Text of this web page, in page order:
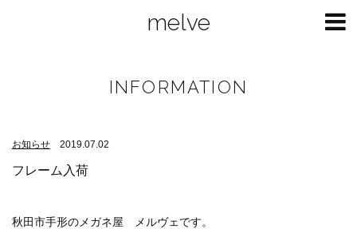
melve
INFORMATION
お知らせ 2019.07.02
フレーム入荷
秋田市手形のメガネ屋 メルヴェです。